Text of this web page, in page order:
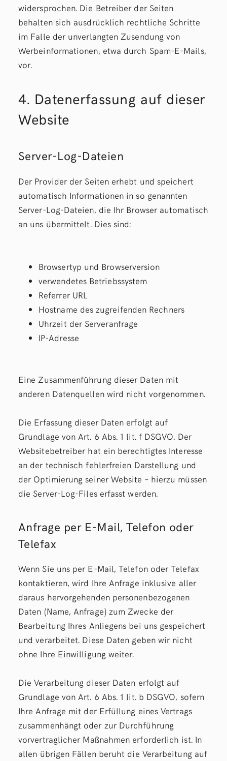
widersprochen. Die Betreiber der Seiten
behalten sich ausdrücklich rechtliche Schritte
im Falle der unverlangten Zusendung von
Werbeinformationen, etwa durch Spam-E-Mails,
vor.
4. Datenerfassung auf dieser
Website
Server-Log-Dateien
Der Provider der Seiten erhebt und speichert
automatisch Informationen in so genannten
Server-Log-Dateien, die Ihr Browser automatisch
an uns übermittelt. Dies sind:
Browsertyp und Browserversion
verwendetes Betriebssystem
Referrer URL
Hostname des zugreifenden Rechners
Uhrzeit der Serveranfrage
IP-Adresse
Eine Zusammenführung dieser Daten mit
anderen Datenquellen wird nicht vorgenommen.
Die Erfassung dieser Daten erfolgt auf
Grundlage von Art. 6 Abs. 1 lit. f DSGVO. Der
Websitebetreiber hat ein berechtigtes Interesse
an der technisch fehlerfreien Darstellung und
der Optimierung seiner Website – hierzu müssen
die Server-Log-Files erfasst werden.
Anfrage per E-Mail, Telefon oder
Telefax
Wenn Sie uns per E-Mail, Telefon oder Telefax
kontaktieren, wird Ihre Anfrage inklusive aller
daraus hervorgehenden personenbezogenen
Daten (Name, Anfrage) zum Zwecke der
Bearbeitung Ihres Anliegens bei uns gespeichert
und verarbeitet. Diese Daten geben wir nicht
ohne Ihre Einwilligung weiter.
Die Verarbeitung dieser Daten erfolgt auf
Grundlage von Art. 6 Abs. 1 lit. b DSGVO, sofern
Ihre Anfrage mit der Erfüllung eines Vertrags
zusammenhängt oder zur Durchführung
vorvertraglicher Maßnahmen erforderlich ist. In
allen übrigen Fällen beruht die Verarbeitung auf